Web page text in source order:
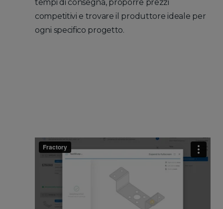
tempi di consegna, proporre prezzi
competitivi e trovare il produttore ideale per
ogni specifico progetto.